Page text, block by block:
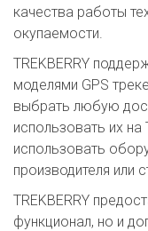
качества работы
окупаемости.
TREKBERRY
моделями GPS
выбрать любую
использовать их на
использовать
производителя или
TREKBERRY
функционал, но и